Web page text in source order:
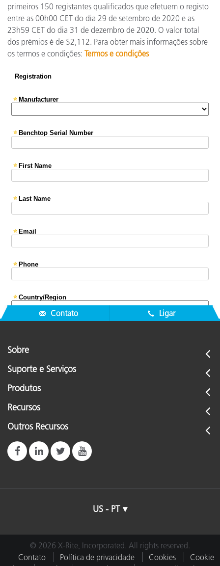
primeiros 150 registantes qualificados que efetuem o registo
entre as 00h00 CET do dia 29 de setembro de 2020 e as
23h59 CET do dia 31 de dezembro de 2020. O valor total
dos prémios é de $2,112. Para obter mais informações sobre
os termos e condições: Termos e condições
Contato Ligar
Sobre
Suporte e Serviços
Produtos
Recursos
Outros Recursos
US - PT
© 2026 X-Rite, Incorporated. All rights reserved.
Contato
Política de privacidade Cookies
Cookie